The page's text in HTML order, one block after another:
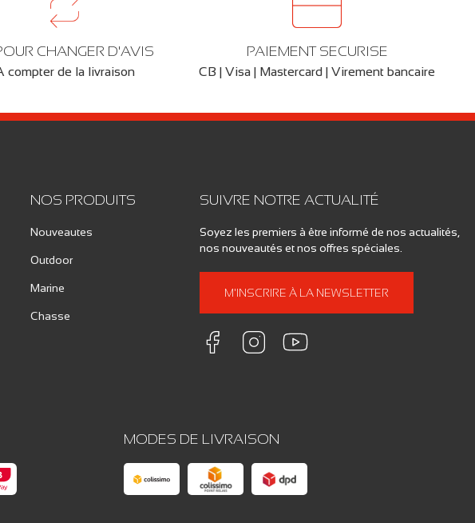
CHANGER D'AVIS
compter de la livraison
PAIEMENT SECURISE
CB | Visa | Mastercard | Virement bancaire
NOS PRODUITS
Nouveautes
Outdoor
Marine
Chasse
SUIVRE NOTRE ACTUALITÉ
Soyez les premiers à être informé de nos actualités,
nos nouveautés et nos offres spéciales.
M'INSCRIRE À LA NEWSLETTER
MODES DE LIVRAISON